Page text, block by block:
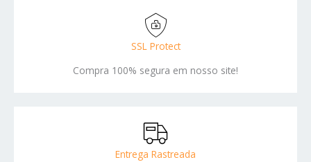
SSL Protect
Compra 100% segura em nosso site!
Entrega Rastreada